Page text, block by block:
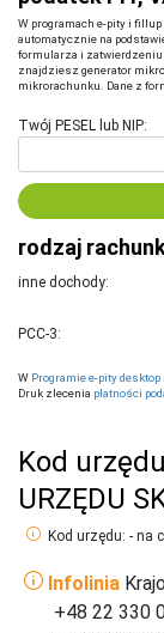
W programach e-pity i
automatycznie na
formularza i
znajdziesz generator
mikrorachunku. Dane z
Twój PESEL lub NIP:
rodzaj
inne dochody:
PCC-3:
W Programie e-pity desktop
Druk zlecenia płatności
Kod
URZĘDU
Kod urzędu: - na
Infolinia
+48 22 330